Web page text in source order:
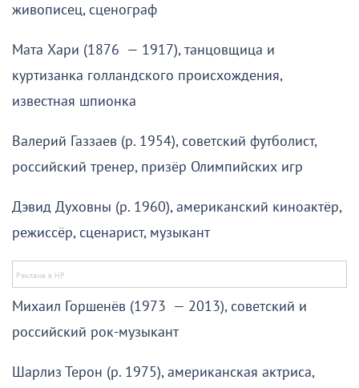
живописец, сценограф
Мата Хари (1876 — 1917), танцовщица и
куртизанка голландского происхождения,
известная шпионка
Валерий Газзаев (р. 1954), советский футболист,
российский тренер, призёр Олимпийских игр
Дэвид Духовны (р. 1960), американский киноактёр,
режиссёр, сценарист, музыкант
Михаил Горшенёв (1973 — 2013), советский и
российский рок-музыкант
Шарлиз Терон (р. 1975), американская актриса,